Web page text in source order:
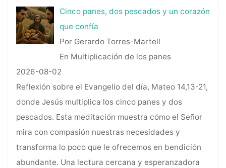
Cinco panes, dos pescados y un corazón
que confía
Por Gerardo Torres-Martell
En Multiplicación de los panes
2026-08-02
Reflexión sobre el Evangelio del día, Mateo 14,13-21,
donde Jesús multiplica los cinco panes y dos
pescados. Esta meditación muestra cómo el Señor
mira con compasión nuestras necesidades y
transforma lo poco que le ofrecemos en bendición
abundante. Una lectura cercana y esperanzadora